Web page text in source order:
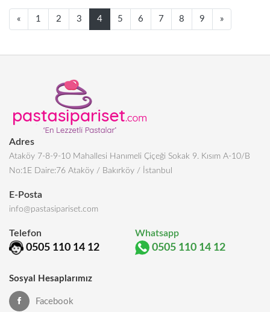
«Next1 2 3 4 5 6 7 8 9 »Next
Adres
Ataköy 7-8-9-10 Mahallesi Hanımeli Çiçeği Sokak 9. Kısım A-10/B
No:1E Daire:76 Ataköy / Bakırköy / İstanbul
E-Posta
info@pastasipariset.com
Telefon
0505 110 14 12
Whatsapp
0505 110 14 12
Sosyal Hesaplarımız
Facebook